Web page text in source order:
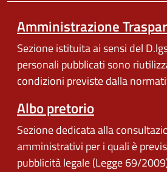
Amministrazione
Sezione istituita ai sensi del
personali pubblicati sono
condizioni previste dalla
Albo pretorio
Sezione dedicata alla
amministrativi per i quali è
pubblicità legale (Legge 69/